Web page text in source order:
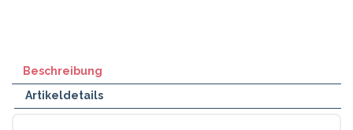
Beschreibung
Artikeldetails